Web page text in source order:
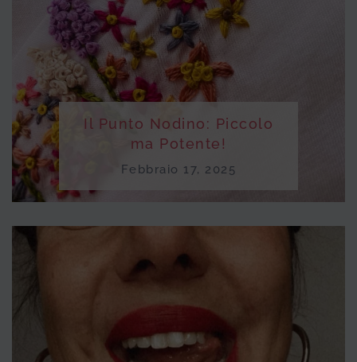
Il Punto Nodino: Piccolo
ma Potente!
Febbraio 17, 2025